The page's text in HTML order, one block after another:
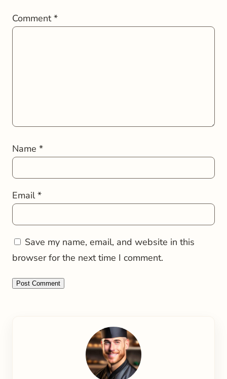
Comment*
Name *
Email*
Save my name, email, and website in this
browser for the next time I comment.